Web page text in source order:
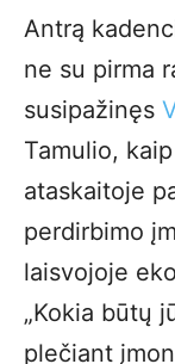
Antrą
ne su pirma
susipažinęs
Tamulio,
ataskaitoje
perdirbimo
laisvojoje
„Kokia būtų
plečiant